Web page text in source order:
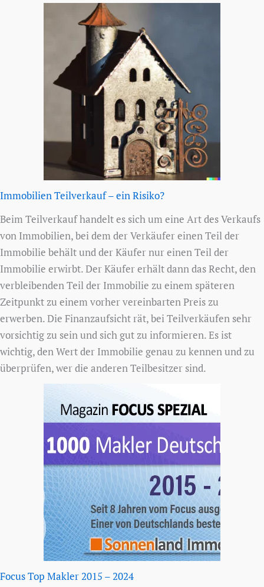
Immobilien Teilverkauf – ein Risiko?
Beim Teilverkauf handelt es sich um eine Art des Verkaufs
von Immobilien, bei dem der Verkäufer einen Teil der
Immobilie behält und der Käufer nur einen Teil der
Immobilie erwirbt. Der Käufer erhält dann das Recht, den
verbleibenden Teil der Immobilie zu einem späteren
Zeitpunkt zu einem vorher vereinbarten Preis zu
erwerben. Die Finanzaufsicht rät, bei Teilverkäufen sehr
vorsichtig zu sein und sich gut zu informieren. Es ist
wichtig, den Wert der Immobilie genau zu kennen und zu
überprüfen, wer die anderen Teilbesitzer sind.
Focus Top Makler 2015 – 2024